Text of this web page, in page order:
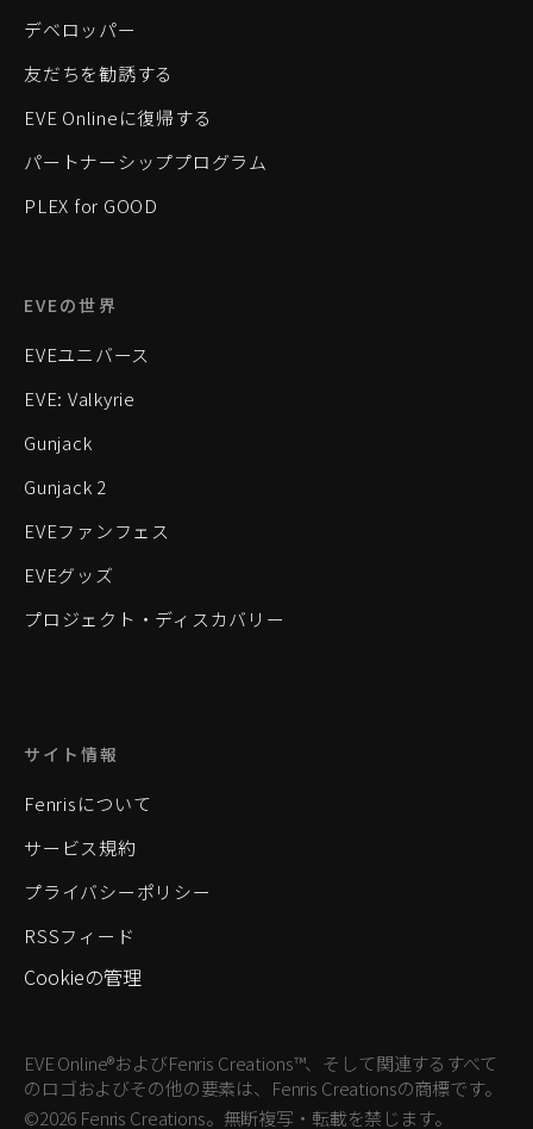
デベロッパー
友だちを勧誘する
EVE Onlineに復帰する
パートナーシッププログラム
PLEX for GOOD
EVEの世界
EVEユニバース
EVE: Valkyrie
Gunjack
Gunjack 2
EVEファンフェス
EVEグッズ
プロジェクト・ディスカバリー
サイト情報
Fenrisについて
サービス規約
プライバシーポリシー
RSSフィード
Cookieの管理
EVE Online®およびFenris Creations™、そして関連するすべて
のロゴおよびその他の要素は、Fenris Creationsの商標です。
©2026 Fenris Creations。無断複写・転載を禁じます。